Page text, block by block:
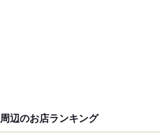
周辺のお店ランキング